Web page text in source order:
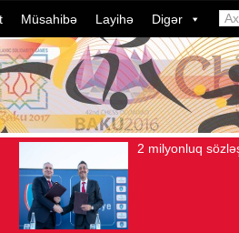
Müsahibə Layihə Digər
80 Avqust 04, 2026